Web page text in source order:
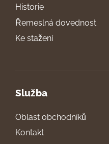
Historie
Řemeslná dovednost
Ke stažení
Služba
Oblast obchodníků
Kontakt